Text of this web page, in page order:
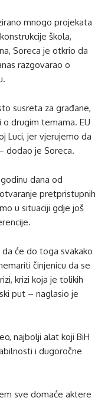
mnogo projekata
škola,
Soreca je otkrio da
razgovarao o
susreta za građane,
drugim temama. EU
Luci, jer vjerujemo da
dodao je Soreca.
dana od
pretpristupnih
u situaciji gdje još
će do toga svakako
činjenicu da se
krizi koja je tolikih
put – naglasio je
najbolji alat koji BiH
i dugoročne
sve domaće aktere